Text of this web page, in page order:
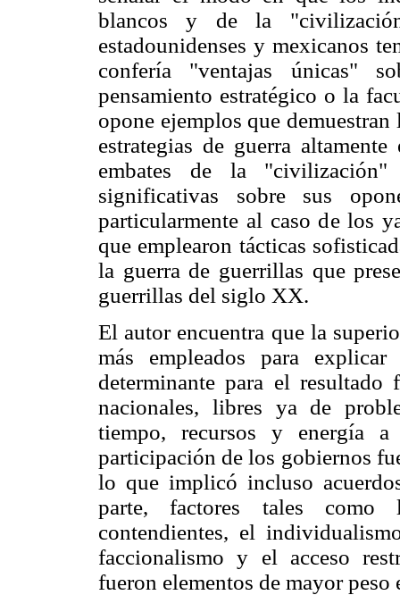
blancos y de la
estadounidenses y mexicanos
confería "ventajas únicas"
pensamiento estratégico o la
opone ejemplos que
estrategias de guerra
embates de la
significativas sobre sus
particularmente al caso de los
que emplearon tácticas
la guerra de guerrillas que
guerrillas del siglo XX.
El autor encuentra que la
más empleados para
determinante para el
nacionales, libres ya de
tiempo, recursos y energía
participación de los gobiernos
lo que implicó incluso
parte, factores tales como
contendientes, el
faccionalismo y el acceso
fueron elementos de mayor